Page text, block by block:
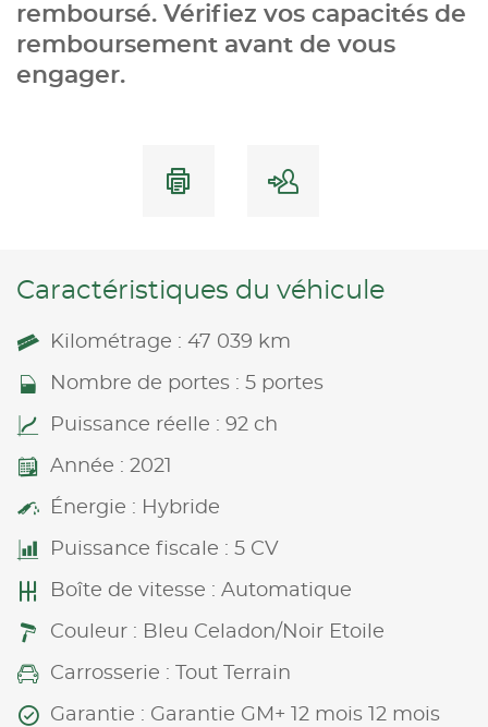
remboursé. Vérifiez vos capacités de
remboursement avant de vous
engager.
Caractéristiques du véhicule
Kilométrage : 47 039 km
Nombre de portes : 5 portes
Puissance réelle : 92 ch
Année : 2021
Énergie : Hybride
Puissance fiscale : 5 CV
Boîte de vitesse : Automatique
Couleur : Bleu Celadon/Noir Etoile
Carrosserie : Tout Terrain
Garantie : Garantie GM+ 12 mois 12 mois